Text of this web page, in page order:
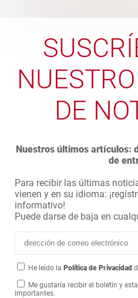
DE
Nuestros últimos artículos:
de
Para recibir las últimas
vienen y en su idioma:
informativo!
Puede darse de baja en
He leído la Política de Privacidad
Me gustaría recibir el boletín y
importantes.